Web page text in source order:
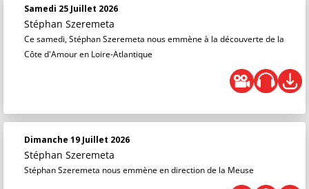
Samedi 25 Juillet 2026
Stéphan Szeremeta
Ce samedi, Stéphan Szeremeta nous emmène à la découverte de la
Côte d'Amour en Loire-Atlantique
Dimanche 19 Juillet 2026
Stéphan Szeremeta
Stéphan Szeremeta nous emmène en direction de la Meuse